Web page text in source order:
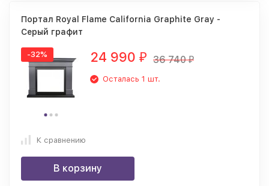
Портал Royal Flame California Graphite Gray -
Серый графит
-32% 24 990 ₽ 36 740 ₽
Осталась 1 шт.
К сравнению
В корзину